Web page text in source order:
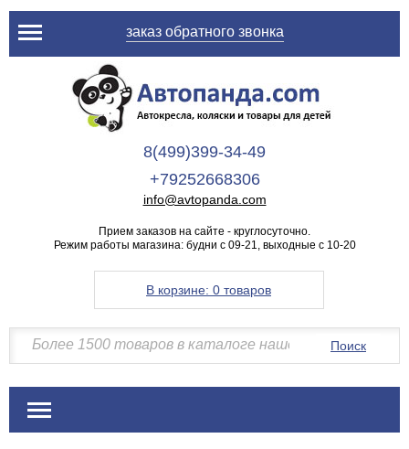
заказ обратного звонка
8(499)399-34-49
+79252668306
info@avtopanda.com
Прием заказов на сайте - круглосуточно.
Режим работы магазина: будни с 09-21, выходные с 10-20
В корзине: 0 товаров
Поиск